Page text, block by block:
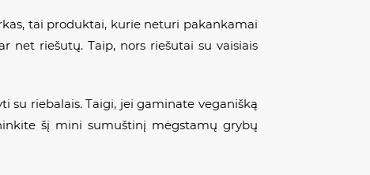
tai produktai, kurie neturi pakankamai
net riešutų. Taip, nors riešutai su vaisiais
su riebalais. Taigi, jei gaminate veganišką
šį mini sumuštinį mėgstamų grybų